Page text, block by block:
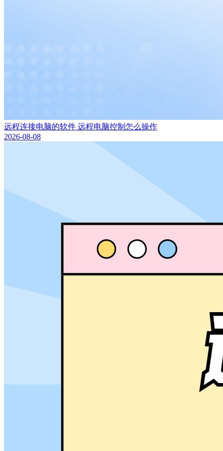
远程连接电脑的软件 远程电脑控制怎么操作
2026-08-08